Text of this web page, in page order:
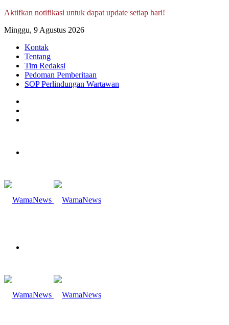
Aktifkan notifikasi untuk dapat update setiap hari!
Minggu, 9 Agustus 2026
Kontak
Tentang
Tim Redaksi
Pedoman Pemberitaan
SOP Perlindungan Wartawan